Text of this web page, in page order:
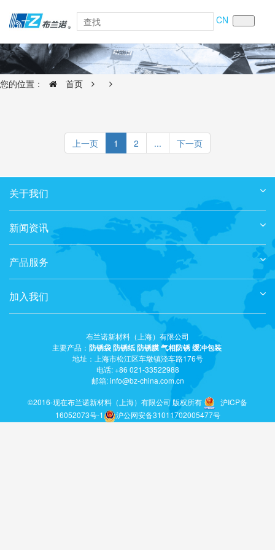
CN
您的位置： 首页
上一页 1 2 ... 下一页
关于我们
新闻资讯
产品服务
加入我们
布兰诺新材料（上海）有限公司
主要产品： 防锈袋防锈纸防锈膜气相防锈缓冲包装
地址：上海市松江区车墩镇泾车路176号
电话: +86 021-33522988
邮箱: info@bz-china.com.cn
©2016-现在布兰诺新材料（上海）有限公司 版权所有
沪ICP备
16052073号-1
沪公网安备31011702005477号